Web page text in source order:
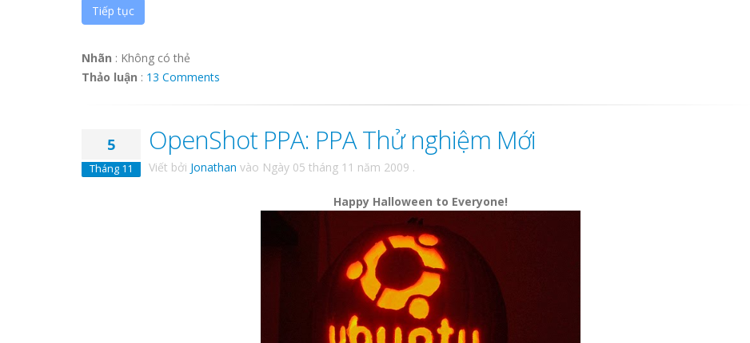
Tiếp tục
Nhãn : Không có thẻ
Thảo luận : 13 Comments
5
Tháng 11
OpenShot PPA: PPA Thử nghiệm Mới
Viết bởi Jonathan vào Ngày 05 tháng 11 năm 2009 .
Happy Halloween to Everyone!